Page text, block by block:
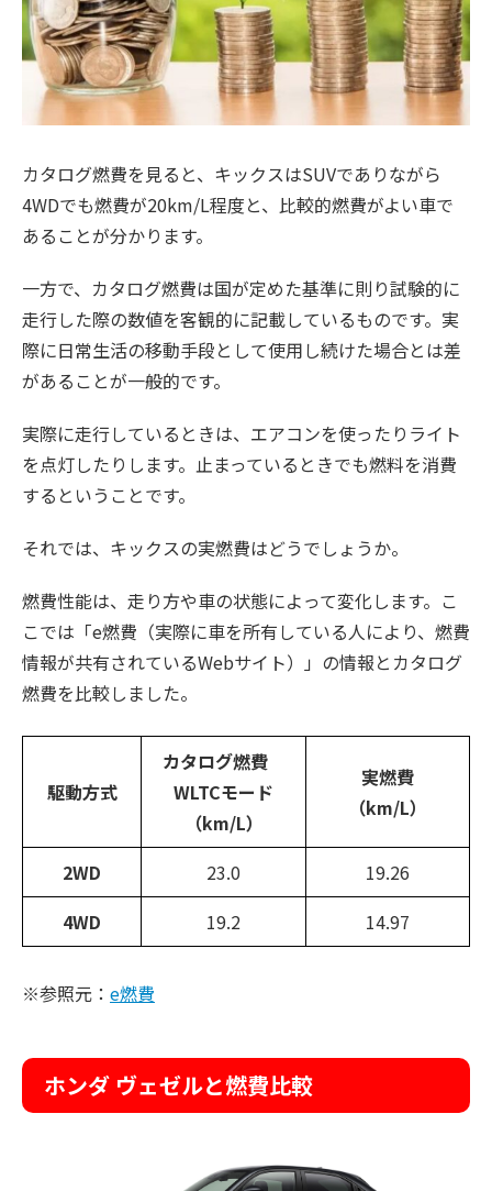
カタログ燃費を見ると、キックスはSUVでありながら
4WDでも燃費が20km/L程度と、比較的燃費がよい車で
あることが分かります。
一方で、カタログ燃費は国が定めた基準に則り試験的に
走行した際の数値を客観的に記載しているものです。実
際に日常生活の移動手段として使用し続けた場合とは差
があることが一般的です。
実際に走行しているときは、エアコンを使ったりライト
を点灯したりします。止まっているときでも燃料を消費
するということです。
それでは、キックスの実燃費はどうでしょうか。
燃費性能は、走り方や車の状態によって変化します。こ
こでは「e燃費（実際に車を所有している人により、燃費
情報が共有されているWebサイト）」の情報とカタログ
燃費を比較しました。
駆動方式
カタログ燃費
WLTCモード
（km/L）
実燃費
（km/L）
2WD 23.0
19.26
4WD
19.2 14.97
※参照元： e燃費
ホンダ ヴェゼルと燃費比較